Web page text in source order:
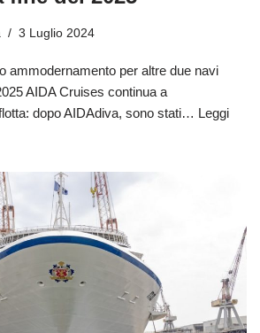
3 Luglio 2024
ammodernamento per altre due navi
AIDA Cruises continua a
dopo AIDAdiva, sono stati… Leggi